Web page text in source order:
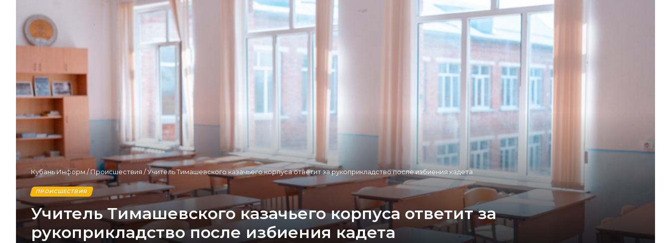
Кубань Информ/Происшествия /Учитель Тимашевского казачьего корпуса ответит за рукоприкладство после избиения кадета
ПРОИСШЕСТВИЯ
Учитель Тимашевского казачьего корпуса ответит за
рукоприкладство после избиения кадета